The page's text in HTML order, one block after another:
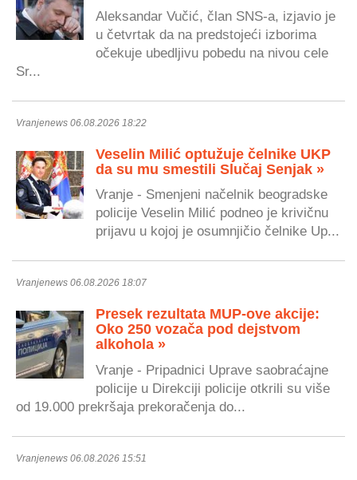
Aleksandar Vučić, član SNS-a, izjavio je
u četvrtak da na predstojeći izborima
očekuje ubedljivu pobedu na nivou cele
Sr...
Vranjenews 06.08.2026 18:22
Veselin Milić optužuje čelnike UKP
da su mu smestili Slučaj Senjak »
Vranje - Smenjeni načelnik beogradske
policije Veselin Milić podneo je krivičnu
prijavu u kojoj je osumnjičio čelnike Up...
Vranjenews 06.08.2026 18:07
Presek rezultata MUP-ove akcije:
Oko 250 vozača pod dejstvom
alkohola »
Vranje - Pripadnici Uprave saobraćajne
policije u Direkciji policije otkrili su više
od 19.000 prekršaja prekoračenja do...
Vranjenews 06.08.2026 15:51